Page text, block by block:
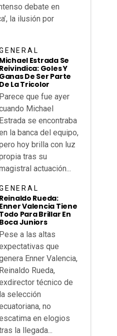
debate en
la ilusión por
Michael Estrada Se
Reivindica: Goles Y
Ganas De Ser Parte
De La Tricolor
Parece que fue ayer
Michael
Estrada se encontraba
la banca del equipo,
hoy brilla con luz
tras su
actuación...
Reinaldo Rueda:
Enner Valencia Tiene
Todo Para Brillar En
Boca Juniors
Pese a las altas
que
Enner Valencia,
Reinaldo Rueda,
técnico de
la selección
no
en elogios
la llegada...